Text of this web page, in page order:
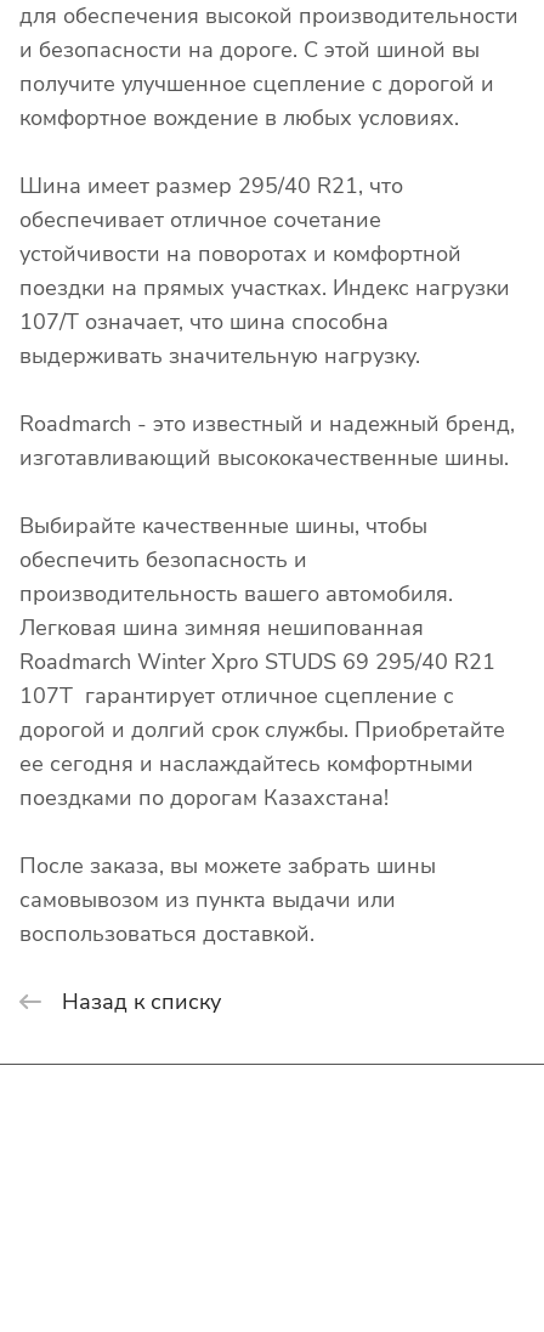
для обеспечения высокой производительности
и безопасности на дороге. С этой шиной вы
получите улучшенное сцепление с дорогой и
комфортное вождение в любых условиях.
Шина имеет размер 295/40 R21, что
обеспечивает отличное сочетание
устойчивости на поворотах и комфортной
поездки на прямых участках. Индекс нагрузки
107/T означает, что шина способна
выдерживать значительную нагрузку.
Roadmarch - это известный и надежный бренд,
изготавливающий высококачественные шины.
Выбирайте качественные шины, чтобы
обеспечить безопасность и
производительность вашего автомобиля.
Легковая шина зимняя нешипованная
Roadmarch Winter Xpro STUDS 69 295/40 R21
107T гарантирует отличное сцепление с
дорогой и долгий срок службы. Приобретайте
ее сегодня и наслаждайтесь комфортными
поездками по дорогам Казахстана!
После заказа, вы можете забрать шины
самовывозом из пункта выдачи или
воспользоваться доставкой.
Назад к списку